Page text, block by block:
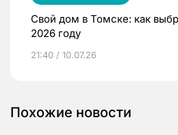
Свой дом в Томске: как
2026 году
21:40 / 10.07.26
Похожие новости